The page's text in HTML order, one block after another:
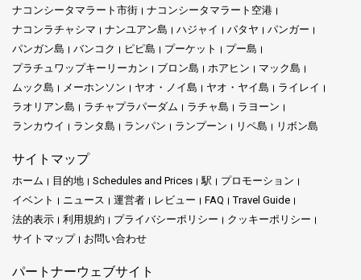
さえずり、葉のささやきが自然の交響曲を奏でます。
しかし、それだけではスラタニの魅力は語り尽くせません。タ
出発点です。この街にはスラタニ駅とバスステーションがあり
ます。
これらの場所はゲートウェイのような存在です。それらはこの
ことができます。電車やバスで、スラタニはタイ南部のベスト
を体験するための正しい道を保証します。
在です。それは青と金の色調で描かれた広大なキャンバスのよ
うなものだと考えてください。ここでは、温かい太陽が輝く海
ナコンシータマラート市街
ナコンシータマラート空港
ナコンラチャシマ
ナンユアン島 ハジャイ パタヤ
パンガー
パンガン島
バンコク ピピ島 プーケット
プー島
プラチュワップキーリーカン
ブロン島 ホアヒン
マック島
ムック島
メーホンソン ヤオ・ノイ島 ヤオ・ヤイ島
ライレイ
ラオリアン島
ラチャプラパーダム ラチャ島
ラヨーン
ランカウイ
ランタ島 ランパン ランプーン リペ島 リボン島
サイトマップ
ホーム 目的地 Schedules and Prices 駅
プロモーション
イベント
ニュース 運営者 レビュー FAQ
Travel Guide
法的表示
利用規約 プライバシーポリシー
クッキーポリシー
サイトマップ
お問い合わせ
パートナーウェブサイト